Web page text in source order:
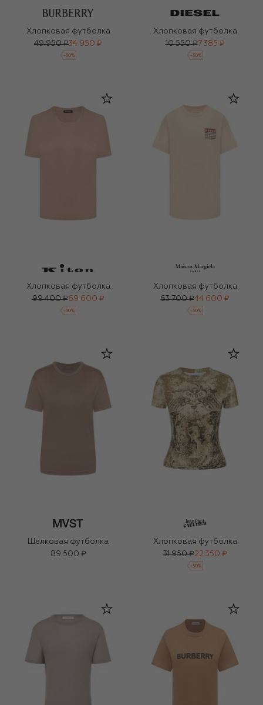
Хлопковая футболка
49 950 ₽34 950 ₽
-30%
Хлопковая футболка
10 550 ₽7 385 ₽
-30%
Хлопковая футболка
99 400 ₽69 600 ₽
-30%
Хлопковая футболка
63 700 ₽44 600 ₽
-30%
Шелковая футболка
89 500 ₽
Хлопковая футболка
31 950 ₽22 350 ₽
-30%